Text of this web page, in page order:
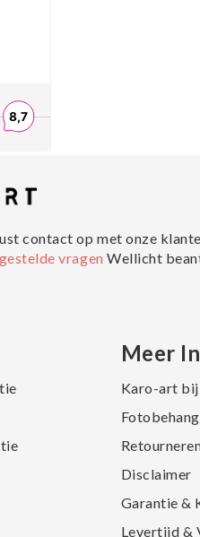
contact op met onze
vragenWellicht
Meer
Karo-art bij
Disclaimer
Garantie &
Levertijd &